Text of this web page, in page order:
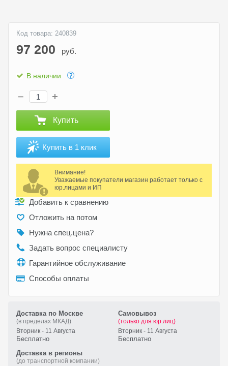
Код товара: 240839
97 200 руб.
В наличии
Купить
Купить в 1 клик
Внимание!
Уважаемые покупатели магазин работает только с
юр.лицами и ИП
Добавить к сравнению
Отложить на потом
Нужна спец.цена?
Задать вопрос специалисту
Гарантийное обслуживание
Способы оплаты
Доставка по Москве
(в пределах МКАД)
Вторник - 11 Августа
Бесплатно
Самовывоз
(только для юр.лиц)
Вторник - 11 Августа
Бесплатно
Доставка в регионы
(до транспортной компании)